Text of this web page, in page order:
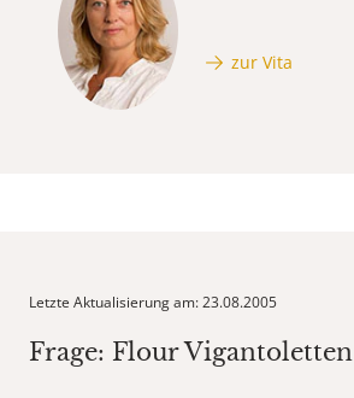
zur Vita
Letzte Aktualisierung am: 23.08.2005
Frage: Flour Vigantoletten